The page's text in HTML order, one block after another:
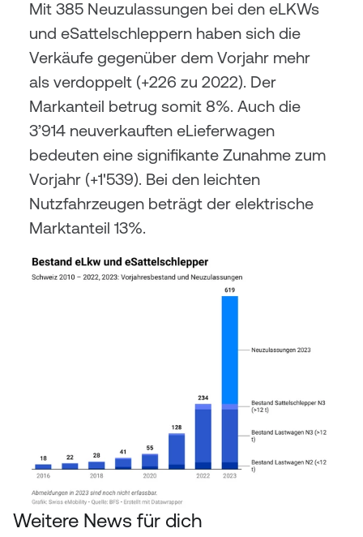
Mit 385 Neuzulassungen bei den eLKWs
und eSattelschleppern haben sich die
Verkäufe gegenüber dem Vorjahr mehr
als verdoppelt (+226 zu 2022). Der
Markanteil betrug somit 8%. Auch die
3’914 neuverkauften eLieferwagen
bedeuten eine signifikante Zunahme zum
Vorjahr (+1'539). Bei den leichten
Nutzfahrzeugen beträgt der elektrische
Marktanteil 13%.
Weitere News für dich